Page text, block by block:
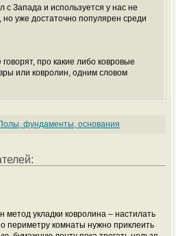
с Запада и используется у нас не
уже достаточно популярен среди
про какие либо ковровые
или ковролин, одним словом
фундаменты, основания
укладки ковролина – настилать
периметру комнаты нужно приклеить